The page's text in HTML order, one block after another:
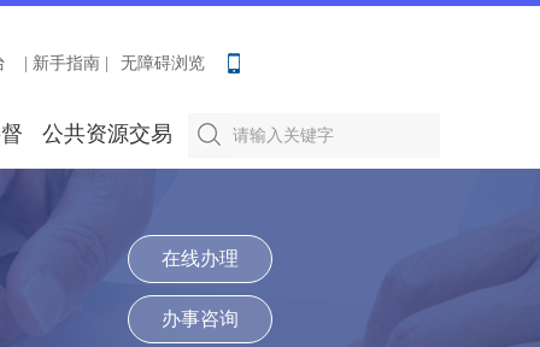
| 新手指南 | 无障碍浏览
公共资源交易
在线办理
办事咨询